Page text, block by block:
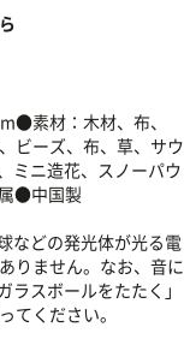
素材：木材、布、
ビーズ、布、草、サウ
ミニ造花、スノーパウ
●中国製
などの発光体が光る電
りません。なお、音に
スボールをたたく」
てください。